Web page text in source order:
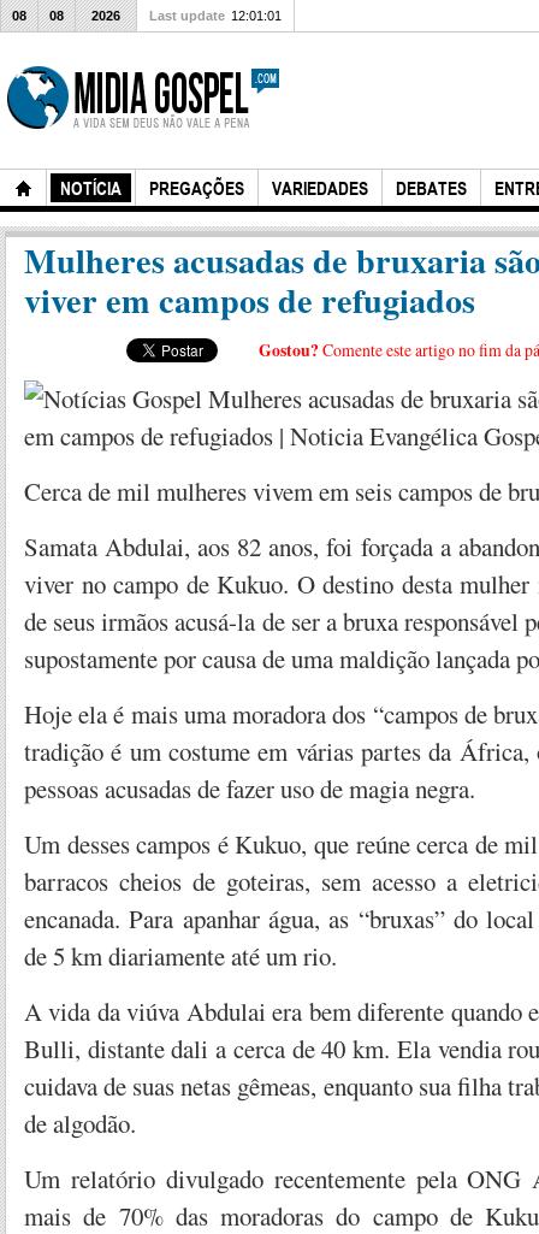
NOTÍCIA PREGAÇÕES VARIEDADES DEBATES
08 08 2026 Last update 12:01:01
Mulheres acusadas de bruxaria
viver em campos de refugiados
Gostou? Comente este artigo no fim da
Cerca de mil mulheres vivem em seis campos de
Samata Abdulai, aos 82 anos, foi forçada a
viver no campo de Kukuo. O destino desta mulher
de seus irmãos acusá-la de ser a bruxa responsável
supostamente por causa de uma maldição lançada
Hoje ela é mais uma moradora dos “campos de
tradição é um costume em várias partes da África,
pessoas acusadas de fazer uso de magia negra.
Um desses campos é Kukuo, que reúne cerca de
barracos cheios de goteiras, sem acesso a
encanada. Para apanhar água, as “bruxas” do
de 5 km diariamente até um rio.
A vida da viúva Abdulai era bem diferente quando
Bulli, distante dali a cerca de 40 km. Ela vendia
cuidava de suas netas gêmeas, enquanto sua filha
de algodão.
Um relatório divulgado recentemente pela
mais de 70% das moradoras do campo de